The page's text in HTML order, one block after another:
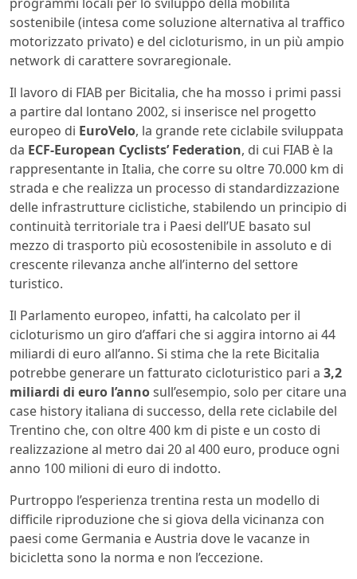
sostenibile (intesa come soluzione alternativa al traffico
motorizzato privato) e del cicloturismo, in un più ampio
network di carattere sovraregionale.
Il lavoro di FIAB per Bicitalia, che ha mosso i primi passi
a partire dal lontano 2002, si inserisce nel progetto
europeo di EuroVelo, la grande rete ciclabile sviluppata
da ECF-European Cyclists’ Federation, di cui FIAB è la
rappresentante in Italia, che corre su oltre 70.000 km di
strada e che realizza un processo di standardizzazione
delle infrastrutture ciclistiche, stabilendo un principio di
continuità territoriale tra i Paesi dell’UE basato sul
mezzo di trasporto più ecosostenibile in assoluto e di
crescente rilevanza anche all’interno del settore
turistico.
Il Parlamento europeo, infatti, ha calcolato per il
cicloturismo un giro d’affari che si aggira intorno ai 44
miliardi di euro all’anno. Si stima che la rete Bicitalia
potrebbe generare un fatturato cicloturistico pari a 3,2
miliardi di euro l’annosull’esempio, solo per citare una
case history italiana di successo, della rete ciclabile del
Trentino che, con oltre 400 km di piste e un costo di
realizzazione al metro dai 20 al 400 euro, produce ogni
anno 100 milioni di euro di indotto.
Purtroppo l’esperienza trentina resta un modello di
difficile riproduzione che si giova della vicinanza con
paesi come Germania e Austria dove le vacanze in
bicicletta sono la norma e non l’eccezione.